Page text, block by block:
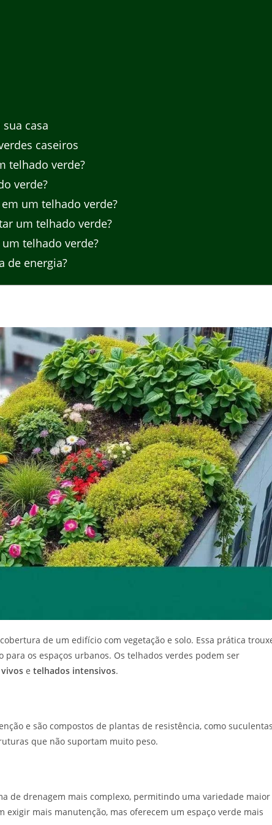
casa
caseiros
telhado verde?
verde?
um telhado verde?
um telhado verde?
telhado verde?
de energia?
de um edifício com vegetação e solo. Essa prática
os espaços urbanos. Os telhados verdes podem ser
e telhados intensivos.
e são compostos de plantas de resistência, como suculentas
que não suportam muito peso.
de drenagem mais complexo, permitindo uma variedade maior
mais manutenção, mas oferecem um espaço verde mais